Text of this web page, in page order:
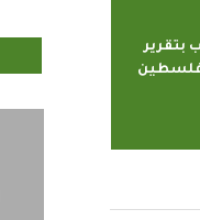
بتقرير
فلسطين